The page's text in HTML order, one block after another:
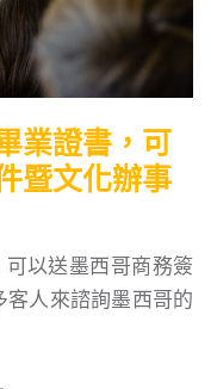
業證書，可
暨文化辦事
以送墨西哥商務簽
人來諮詢墨西哥的